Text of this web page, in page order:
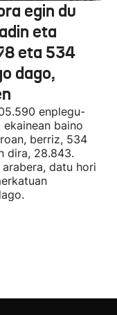
egin du
eta
eta 534
dago,
enplegu-
baino
berriz, 534
dira, 28.843.
datu hori